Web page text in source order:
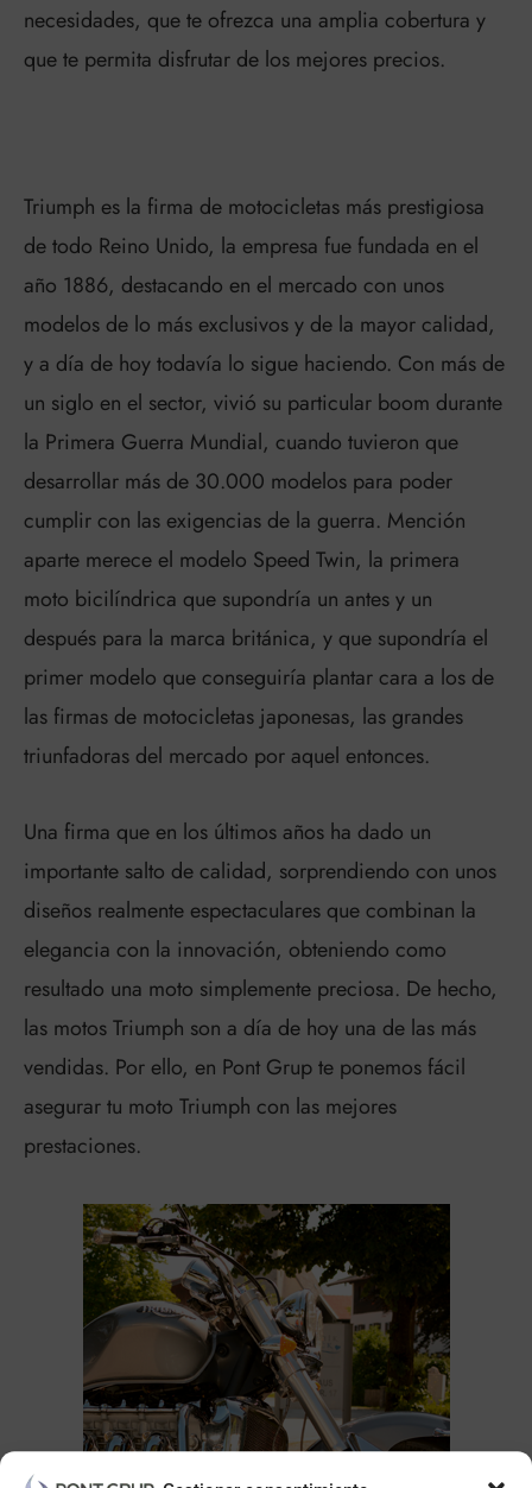
necesidades, que te ofrezca una amplia cobertura y
que te permita disfrutar de los mejores precios.
Triumph es la firma de motocicletas más prestigiosa
de todo Reino Unido, la empresa fue fundada en el
año 1886, destacando en el mercado con unos
modelos de lo más exclusivos y de la mayor calidad,
y a día de hoy todavía lo sigue haciendo. Con más de
un siglo en el sector, vivió su particular boom durante
la Primera Guerra Mundial, cuando tuvieron que
desarrollar más de 30.000 modelos para poder
cumplir con las exigencias de la guerra. Mención
aparte merece el modelo Speed Twin, la primera
moto bicilíndrica que supondría un antes y un
después para la marca británica, y que supondría el
primer modelo que conseguiría plantar cara a los de
las firmas de motocicletas japonesas, las grandes
triunfadoras del mercado por aquel entonces.
Una firma que en los últimos años ha dado un
importante salto de calidad, sorprendiendo con unos
diseños realmente espectaculares que combinan la
elegancia con la innovación, obteniendo como
resultado una moto simplemente preciosa. De hecho,
las motos Triumph son a día de hoy una de las más
vendidas. Por ello, en Pont Grup te ponemos fácil
asegurar tu moto Triumph con las mejores
prestaciones.